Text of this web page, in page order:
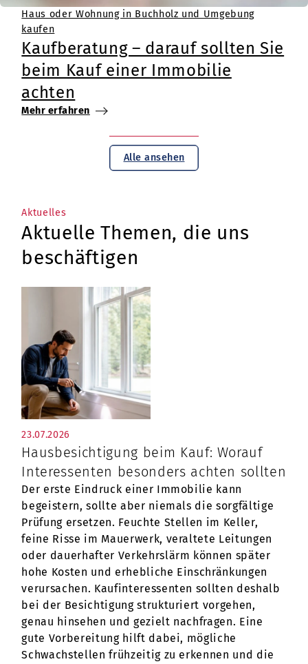
Haus oder Wohnung in Buchholz und Umgebung
kaufen
Kaufberatung – darauf sollten Sie
beim Kauf einer Immobilie
achten
Mehr erfahren
Alle ansehen
Aktuelles
Aktuelle Themen, die uns
beschäftigen
23.07.2026
Hausbesichtigung beim Kauf: Worauf
Interessenten besonders achten sollten
Der erste Eindruck einer Immobilie kann
begeistern, sollte aber niemals die sorgfältige
Prüfung ersetzen. Feuchte Stellen im Keller,
feine Risse im Mauerwerk, veraltete Leitungen
oder dauerhafter Verkehrslärm können später
hohe Kosten und erhebliche Einschränkungen
verursachen. Kaufinteressenten sollten deshalb
bei der Besichtigung strukturiert vorgehen,
genau hinsehen und gezielt nachfragen. Eine
gute Vorbereitung hilft dabei, mögliche
Schwachstellen frühzeitig zu erkennen und die